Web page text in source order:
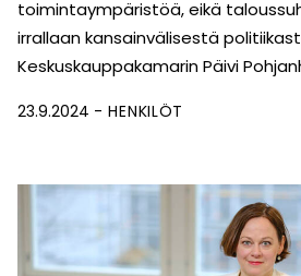
toimintaympäristöä, eikä
irrallaan kansainvälisestä
Keskuskauppakamarin Päivi
23.9.2024 HENKILÖT